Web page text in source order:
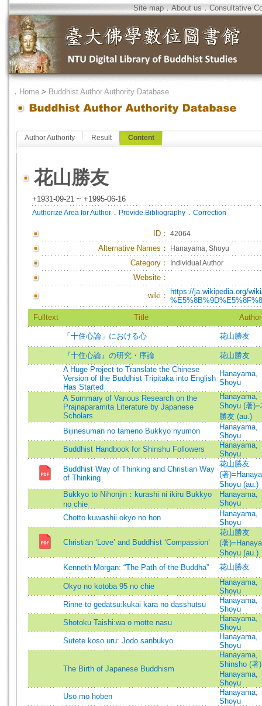
Site map．About us．Consultative
． Home > Buddhist Author Authority Database
Author Authority Result Content
花山勝友
+1931-09-21 ~ +1995-06-16
Authorize Area for Author ． Provide Bibliography ． Correction
ID ： 42064
Alternative Names： Hanayama, Shoyu
Category： Individual Author
Website：
wiki：
https://ja.wikipedia.org/
Fulltext
Title Author
「十住心論」における心 花山勝友
『十住心論』の研究・序論
花山勝友
A Huge Project to Translate the Chinese
Version of the Buddhist Tripitaka into English
Has Started
Hanayama,
Shoyu
A Summary of Various Research on the
Prajnaparamita Literature by Japanese
Scholars
Hanayama,
Shoyu (著)=
勝友 (au.)
Bijinesuman no tameno Bukkyo nyumon
Hanayama,
Shoyu
Buddhist Handbook for Shinshu Followers
Hanayama,
Shoyu
Buddhist Way of Thinking and Christian Way
of Thinking
花山勝友
(著
Shoyu (au.)
Bukkyo to Nihonjin：kurashi ni ikiru Bukkyo
no chie
Hanayama,
Shoyu
Chotto kuwashii okyo no hon
Hanayama,
Shoyu
Christian ‘Love’ and Buddhist ‘Compassion’
花山勝友
(著
Shoyu (au.)
Kenneth Morgan: “The Path of the Buddha”
花山勝友
Okyo no kotoba 95 no chie
Hanayama,
Shoyu
Rinne to gedatsu:kukai kara no dasshutsu
Hanayama,
Shoyu
Shotoku Taishi:wa o motte nasu
Hanayama,
Shoyu
Sutete koso uru: Jodo sanbukyo
Hanayama,
Shoyu
The Birth of Japanese Buddhism
Hanayama,
Shinsho (著)
Hanayama,
Shoyu
Uso mo hoben
Hanayama,
Shoyu